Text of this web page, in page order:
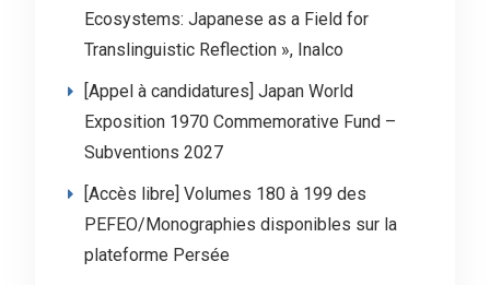
Ecosystems: Japanese as a Field for
Translinguistic Reflection », Inalco
[Appel à candidatures] Japan World
Exposition 1970 Commemorative Fund –
Subventions 2027
[Accès libre] Volumes 180 à 199 des
PEFEO/Monographies disponibles sur la
plateforme Persée